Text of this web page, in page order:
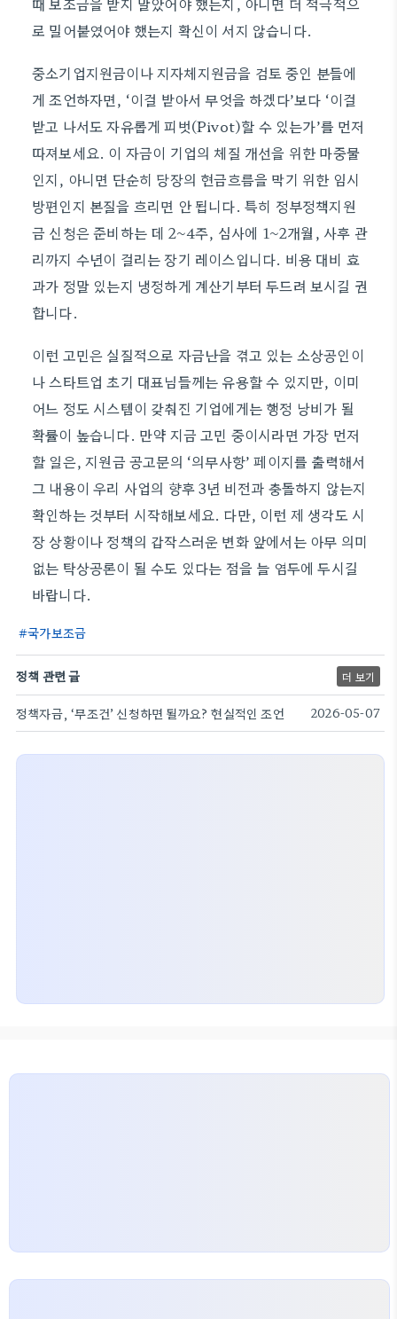
로 밀어붙였어야 했는지 확신이 서지 않습니다.
중소기업지원금이나 지자체지원금을 검토 중인 분들에
게 조언하자면, ‘이걸 받아서 무엇을 하겠다’보다 ‘이걸
받고 나서도 자유롭게 피벗(Pivot)할 수 있는가’를 먼저
따져보세요. 이 자금이 기업의 체질 개선을 위한 마중물
인지, 아니면 단순히 당장의 현금흐름을 막기 위한 임시
방편인지 본질을 흐리면 안 됩니다. 특히 정부정책지원
금 신청은 준비하는 데 2~4주, 심사에 1~2개월, 사후 관
리까지 수년이 걸리는 장기 레이스입니다. 비용 대비 효
과가 정말 있는지 냉정하게 계산기부터 두드려 보시길 권
합니다.
이런 고민은 실질적으로 자금난을 겪고 있는 소상공인이
나 스타트업 초기 대표님들께는 유용할 수 있지만, 이미
어느 정도 시스템이 갖춰진 기업에게는 행정 낭비가 될
확률이 높습니다. 만약 지금 고민 중이시라면 가장 먼저
할 일은, 지원금 공고문의 ‘의무사항’ 페이지를 출력해서
그 내용이 우리 사업의 향후 3년 비전과 충돌하지 않는지
확인하는 것부터 시작해보세요. 다만, 이런 제 생각도 시
장 상황이나 정책의 갑작스러운 변화 앞에서는 아무 의미
없는 탁상공론이 될 수도 있다는 점을 늘 염두에 두시길
바랍니다.
국가보조금
정책 관련 글 더 보기
정책자금, ‘무조건’ 신청하면 될까요? 현실적인 조언 2026-05-07